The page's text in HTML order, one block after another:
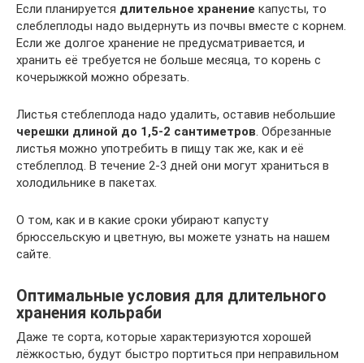
Если планируется длительное хранение капусты, то
слеблеплоды надо выдернуть из почвы вместе с корнем.
Если же долгое хранение не предусматривается, и
хранить её требуется не больше месяца, то корень с
кочерыжкой можно обрезать.
Листья стеблеплода надо удалить, оставив небольшие
черешки длиной до 1,5-2 сантиметров. Обрезанные
листья можно употребить в пищу так же, как и её
стеблеплод. В течение 2-3 дней они могут храниться в
холодильнике в пакетах.
О том, как и в какие сроки убирают капусту
брюссельскую и цветную, вы можете узнать на нашем
сайте.
Оптимальные условия для длительного
хранения кольраби
Даже те сорта, которые характеризуются хорошей
лёжкостью, будут быстро портиться при неправильном